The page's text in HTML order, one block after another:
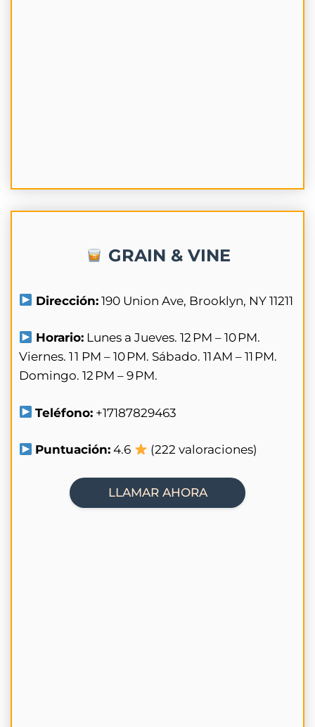
GRAIN & VINE
Dirección: 190 Union Ave, Brooklyn, NY 11211
Horario: Lunes a Jueves. 12 PM – 10 PM.
Viernes. 1 1 PM – 10 PM. Sábado. 11 AM – 11 PM.
Domingo. 12 PM – 9 PM.
Teléfono: +17187829463
Puntuación: 4.6 (222 valoraciones)
LLAMAR AHORA